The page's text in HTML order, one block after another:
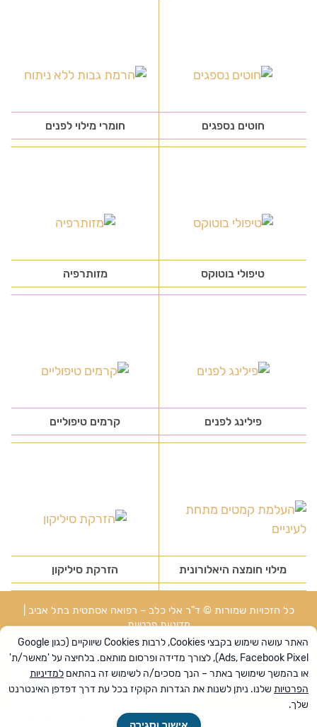
חוטים נספגים חומרי מילוי לפנים
טיפולי בוטוקס מזותרפיה
פילינג לפנים קרמים טיפוליים
מילוי חומצה היאלורונית הזרקת סיליקון
כל הזכויות שמורות © ד"ר אלי כלב – רפואה אסתטית בתל אביב |
מדיניות פרטיות
השירות באתר מיועד לבגירים מעל גיל 18 בלבד. הקליניקה אינה אוספת
מידע מקטינים ביודעין, וכל מידע שיימסר על ידי קטין יימחק.
השימוש באתר מהווה הסכמה למדיניות הפרטיות ולתנאי השימוש כפי
שמפורטים באתר. אם אינך מסכים/ה – אנא הימנע/י משימוש באתר.
אלקטרו פיתוח וקידום
האתר עושה שימוש בקבצי Cookies, לרבות Cookies שיווקיים (כגון Google
Ads, Facebook Pixel), לצורך מדידה ופרסום מותאם. בלחיצה על 'מאשר/ת'
או בהמשך שימושך באתר – הנך מסכים/ה לשימוש זה בהתאם למדיניות
הפרטיות שלנו. ניתן לשנות את הגדרות הקוקיז בכל עת דרך דפדפן האינטרנט
שלך.